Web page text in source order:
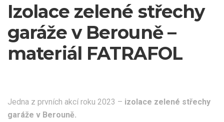
Izolace zelené střechy
garáže v Berouně –
materiál FATRAFOL
Jedna z prvních akcí roku 2023 – izolace zelené střechy
garáže v Berouně.